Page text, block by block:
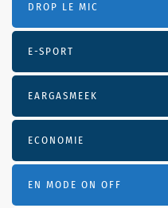
DROP LE MIC
E-SPORT
EARGASMEEK
ECONOMIE
EN MODE ON OFF